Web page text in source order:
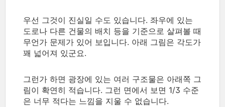
우선 그것이 진실일 수도 있습니다. 좌우에 있는
도로나 다른 건물의 배치 등을 기준으로 살펴볼 때
무언가 문제가 있어 보입니다. 아래 그림은 각도가
꽤 넓어져 있군요.
그런가 하면 광장에 있는 여러 구조물은 아래쪽 그
림이 확연히 적습니다. 그런 면에서 보면 1/3 수준
은 너무 적다는 느낌을 지울 수 없습니다.